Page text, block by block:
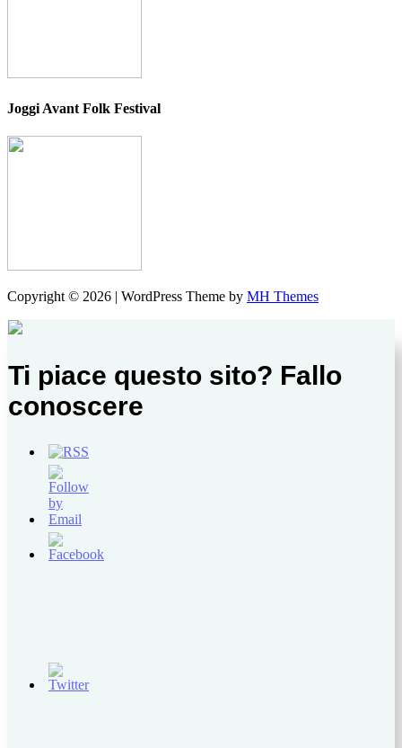
Joggi Avant Folk Festival
Copyright © 2026 | WordPress Theme by MH Themes
Ti piace questo sito? Fallo
conoscere